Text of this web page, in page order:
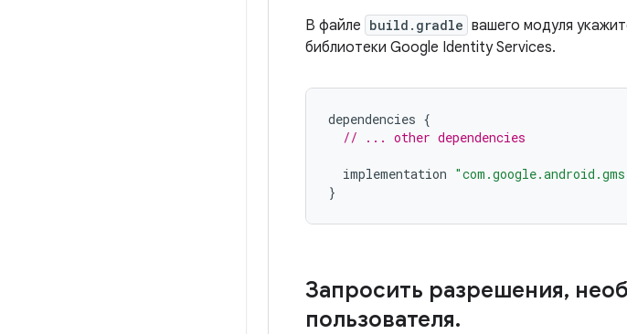
В файле build.gradle вашего модуля
библиотеки Google Identity Services.
dependencies {
// ... other dependencies
implementation
}
Запросить разрешения,
пользователя.